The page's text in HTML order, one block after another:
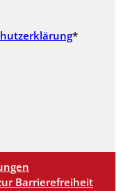
*
Barrierefreiheit